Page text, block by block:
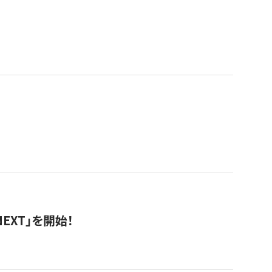
」を開始！